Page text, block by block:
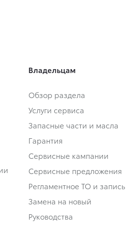
Владельцам
Обзор раздела
Услуги сервиса
Запасные части и масла
Гарантия
Сервисные кампании
Сервисные предложения
Регламентное ТО и запись
Замена на новый
Руководства